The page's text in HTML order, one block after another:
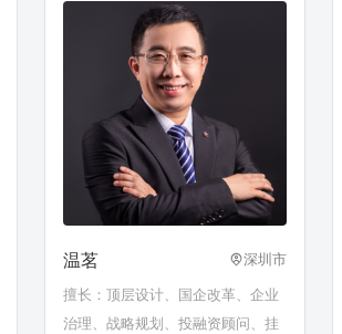
温茗 深圳市
擅长：顶层设计、国企改革、企业
治理、战略规划、投融资顾问、挂